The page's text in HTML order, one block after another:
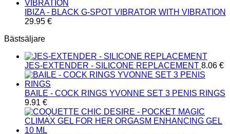
IBIZA - BLACK G-SPOT VIBRATOR WITH VIBRATION
29.95 €
Bästsäljare
JES-EXTENDER - SILICONE REPLACEMENT 8.06 €
BAILE - COCK RINGS YVONNE SET 3 PENIS RINGS
9.91 €